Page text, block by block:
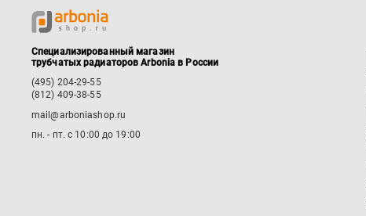
Специализированный магазин
трубчатых радиаторов Arbonia в России
(495) 204-29-55
(812) 409-38-55
mail@arboniashop.ru
пн. - пт. с 10:00 до 19:00